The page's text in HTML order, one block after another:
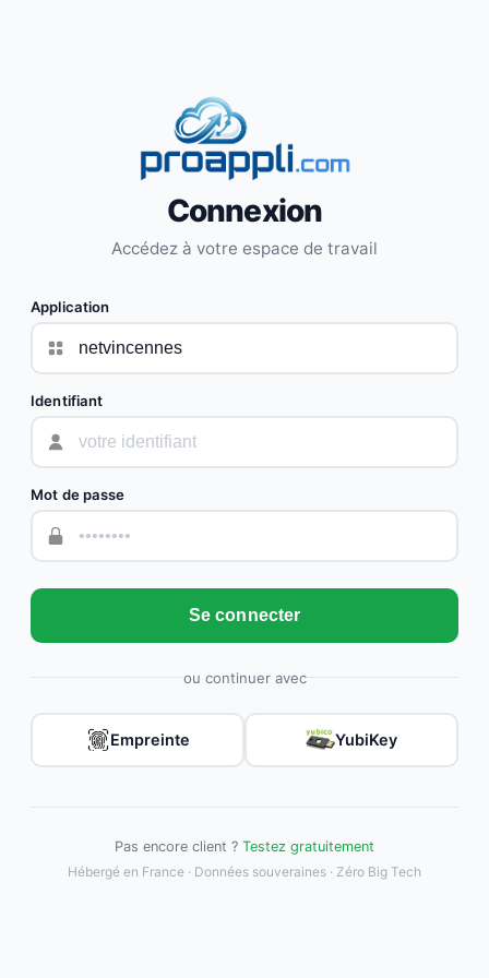
Connexion
Accédez à votre espace de travail
Application
Identifiant
Mot de passe
Se connecter
ou continuer avec
Empreinte YubiKey
Pas encore client ? Testez gratuitement
Hébergé en France · Données souveraines · Zéro Big Tech